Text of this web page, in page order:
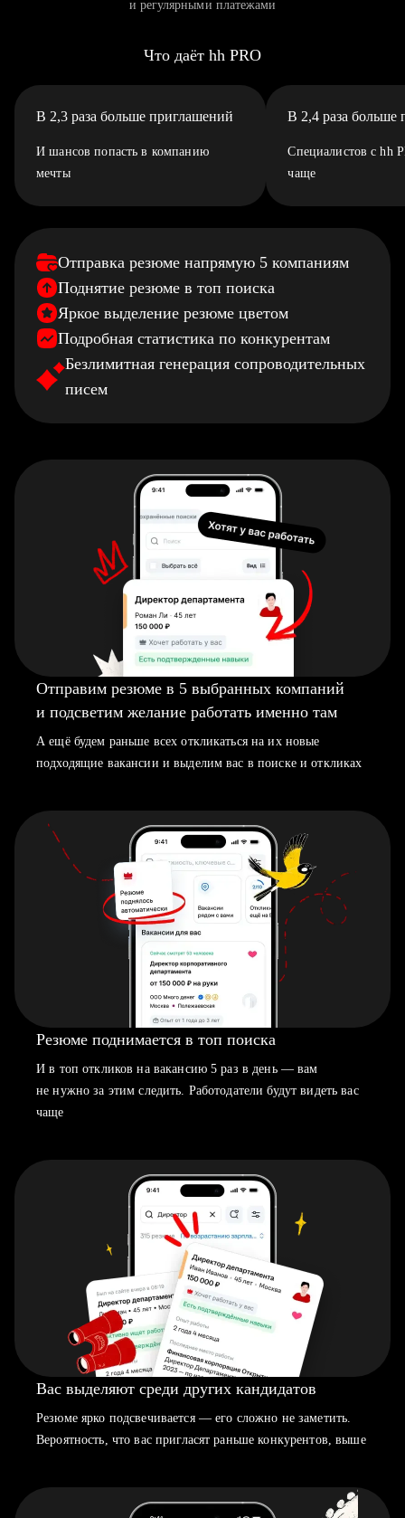
и регулярными платежами
Что даёт hh PRO
В 2,3 раза больше приглашений
И шансов попасть в компанию
мечты
В 2,4 раза больше
Специалистов с hh
чаще
Отправка резюме напрямую 5 компаниям
Поднятие резюме в топ поиска
Яркое выделение резюме цветом
Подробная статистика по конкурентам
Безлимитная генерация сопроводительных
писем
Отправим резюме в 5 выбранных компаний
и подсветим желание работать именно там
А ещё будем раньше всех откликаться на их новые
подходящие вакансии и выделим вас в поиске и откликах
Резюме поднимается в топ поиска
И в топ откликов на вакансию 5 раз в день — вам
не нужно за этим следить. Работодатели будут видеть вас
чаще
Вас выделяют среди других кандидатов
Резюме ярко подсвечивается — его сложно не заметить.
Вероятность, что вас пригласят раньше конкурентов, выше